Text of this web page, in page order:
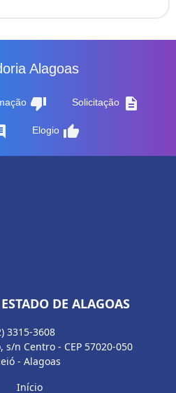
Alagoas
thumb_down Solicitação description
Elogio thumb_up
DE ALAGOAS
3315-3608
s/n Centro - CEP 57020-050
- Alagoas
Início